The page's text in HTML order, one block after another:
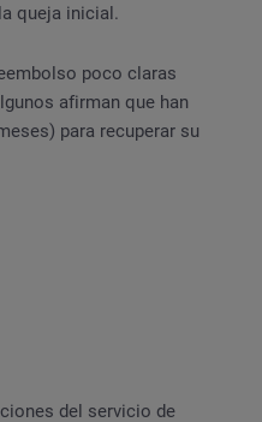
queja inicial.
poco claras
afirman que han
para recuperar su
del servicio de